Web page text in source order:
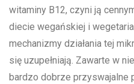
witaminy B12, czyni ją
diecie wegańskiej i
mechanizmy działania tej
się uzupełniają. Zawarte w
bardzo dobrze przyswajalne